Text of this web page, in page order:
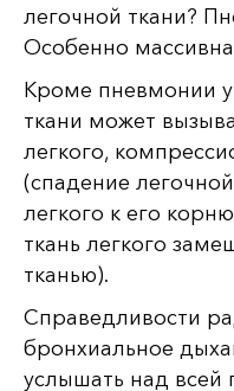
легочной ткани?
Особенно
Кроме пневмонии
ткани может
легкого,
(спадение
легкого к его
ткань легкого
тканью).
Справедливости
бронхиальное
услышать над всей